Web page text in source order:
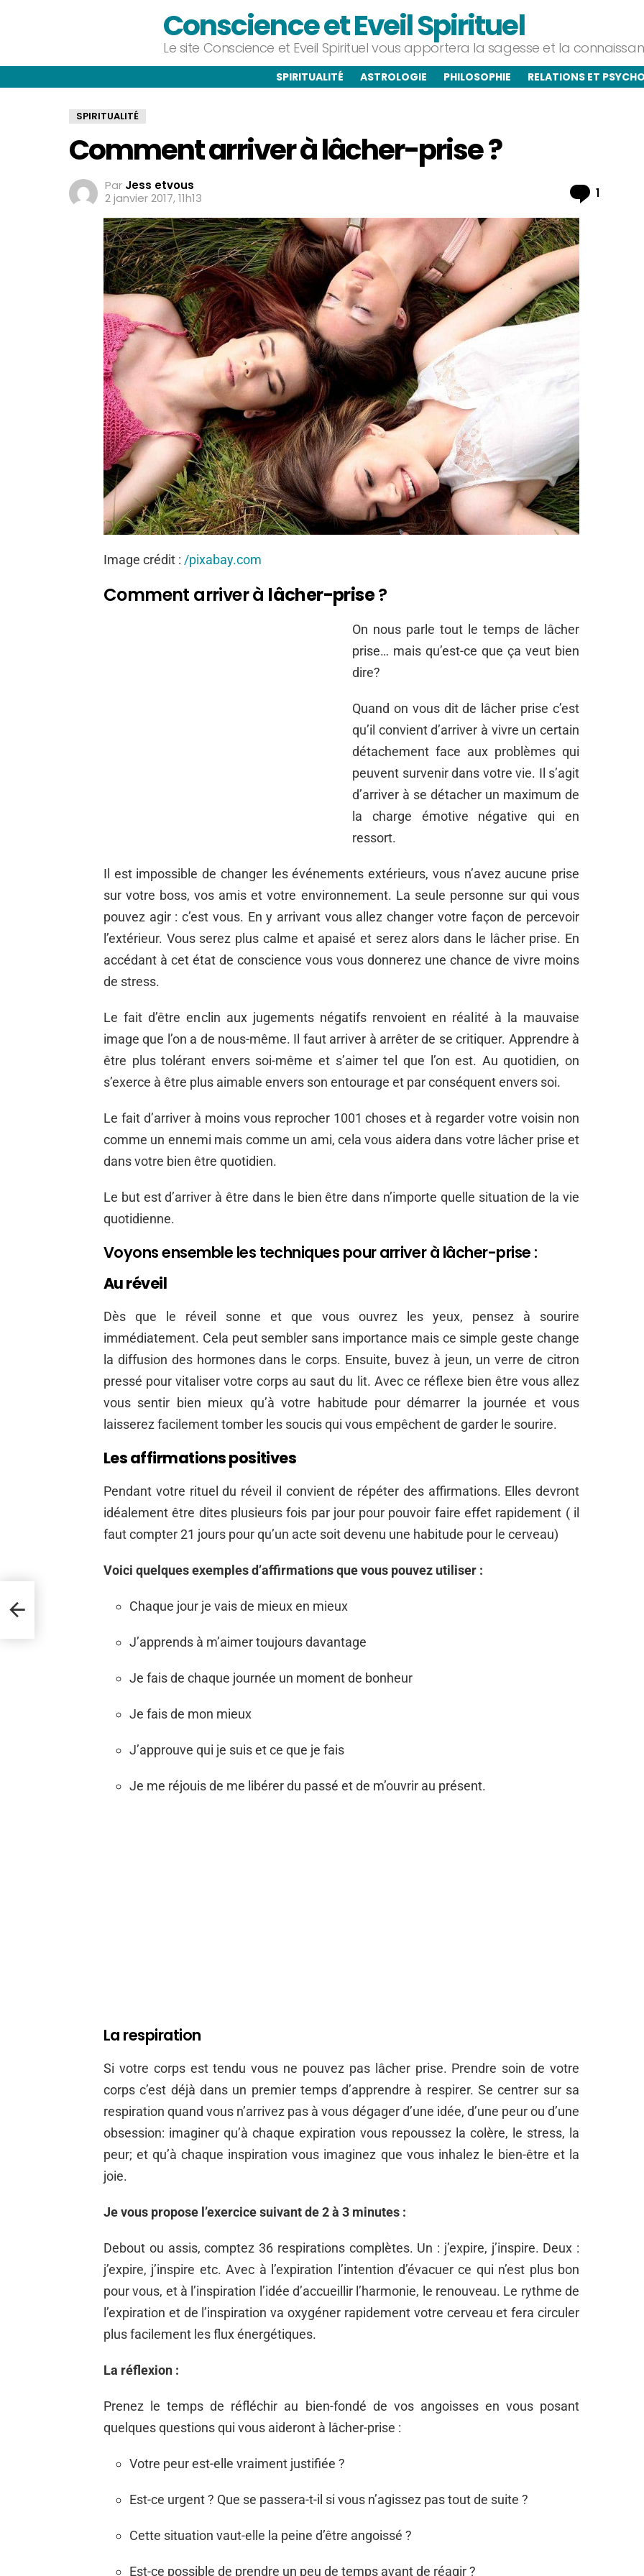
Conscience et Eveil Spirituel
Le site Conscience et Eveil Spirituel vous apportera la sagesse et la
SPIRITUALITÉ ASTROLOGIE PHILOSOPHIE RELATIONS ET
SPIRITUALITÉ
Comment arriver à lâcher-prise ?
Par Jess etvous
2 janvier 2017, 11h13
1
Image crédit : /pixabay.com
Comment arriver à lâcher-prise?
On nous parle tout le temps de lâcher
prise… mais qu’est-ce que ça veut bien
dire?
Quand on vous dit de lâcher prise c’est
qu’il convient d’arriver à vivre un certain
détachement face aux problèmes qui
peuvent survenir dans votre vie. Il s’agit
d’arriver à se détacher un maximum de
la charge émotive négative qui en
ressort.
Il est impossible de changer les événements extérieurs, vous n’avez aucune prise
sur votre boss, vos amis et votre environnement. La seule personne sur qui vous
pouvez agir : c’est vous. En y arrivant vous allez changer votre façon de percevoir
l’extérieur. Vous serez plus calme et apaisé et serez alors dans le lâcher prise. En
accédant à cet état de conscience vous vous donnerez une chance de vivre moins
de stress.
Le fait d’être enclin aux jugements négatifs renvoient en réalité à la mauvaise
image que l’on a de nous-même. Il faut arriver à arrêter de se critiquer. Apprendre à
être plus tolérant envers soi-même et s’aimer tel que l’on est. Au quotidien, on
s’exerce à être plus aimable envers son entourage et par conséquent envers soi.
Le fait d’arriver à moins vous reprocher 1001 choses et à regarder votre voisin non
comme un ennemi mais comme un ami, cela vous aidera dans votre lâcher prise et
dans votre bien être quotidien.
Le but est d’arriver à être dans le bien être dans n’importe quelle situation de la vie
quotidienne.
Voyons ensemble les techniques pour arriver à lâcher-prise :
Au réveil
Dès que le réveil sonne et que vous ouvrez les yeux, pensez à sourire
immédiatement. Cela peut sembler sans importance mais ce simple geste change
la diffusion des hormones dans le corps. Ensuite, buvez à jeun, un verre de citron
pressé pour vitaliser votre corps au saut du lit. Avec ce réflexe bien être vous allez
vous sentir bien mieux qu’à votre habitude pour démarrer la journée et vous
laisserez facilement tomber les soucis qui vous empêchent de garder le sourire.
Les affirmations positives
Pendant votre rituel du réveil il convient de répéter des affirmations. Elles devront
idéalement être dites plusieurs fois par jour pour pouvoir faire effet rapidement ( il
faut compter 21 jours pour qu’un acte soit devenu une habitude pour le cerveau)
Voici quelques exemples d’affirmations que vous pouvez utiliser :
Chaque jour je vais de mieux en mieux
J’apprends à m’aimer toujours davantage
Je fais de chaque journée un moment de bonheur
Je fais de mon mieux
J’approuve qui je suis et ce que je fais
Je me réjouis de me libérer du passé et de m’ouvrir au présent.
La respiration
Si votre corps est tendu vous ne pouvez pas lâcher prise. Prendre soin de votre
corps c’est déjà dans un premier temps d’apprendre à respirer. Se centrer sur sa
respiration quand vous n’arrivez pas à vous dégager d’une idée, d’une peur ou d’une
obsession: imaginer qu’à chaque expiration vous repoussez la colère, le stress, la
peur; et qu’à chaque inspiration vous imaginez que vous inhalez le bien-être et la
joie.
Je vous propose l’exercice suivant de 2 à 3 minutes :
Debout ou assis, comptez 36 respirations complètes. Un : j’expire, j’inspire. Deux :
j’expire, j’inspire etc. Avec à l’expiration l’intention d’évacuer ce qui n’est plus bon
pour vous, et à l’inspiration l’idée d’accueillir l’harmonie, le renouveau. Le rythme de
l’expiration et de l’inspiration va oxygéner rapidement votre cerveau et fera circuler
plus facilement les flux énergétiques.
La réflexion :
Prenez le temps de réfléchir au bien-fondé de vos angoisses en vous posant
quelques questions qui vous aideront à lâcher-prise :
Votre peur est-elle vraiment justifiée ?
Est-ce urgent ? Que se passera-t-il si vous n’agissez pas tout de suite ?
Cette situation vaut-elle la peine d’être angoissé ?
Est-ce possible de prendre un peu de temps avant de réagir ?